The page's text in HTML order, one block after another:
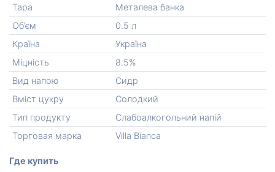
Тара
Металева банка
Об’єм
0.5 л
Країна
Україна
Міцність
8.5%
Вид напою
Сидр
Вміст цукру
Солодкий
Тип продукту
Слабоалкогольний напій
Торговая марка
Villa Bianca
Где купить